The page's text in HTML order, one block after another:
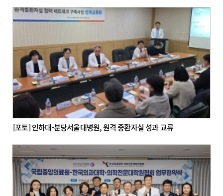
[포토] 인하대-분당서울대병원, 원격 중환자실 성과 교류